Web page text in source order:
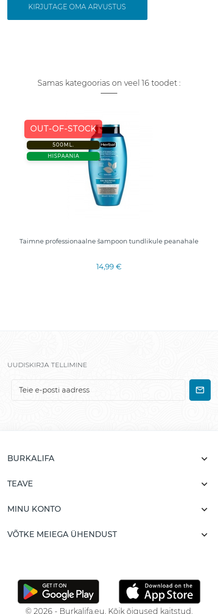
KIRJUTAGE OMA ARVUSTUS
Samas kategoorias on veel 16 toodet :
OUT-OF-STOCK
500ML.
HISPAANIA
Taimne professionaalne šampoon tundlikule peanahale
14,99 €
UUDISKIRJA TELLIMINE
BURKALIFA 
TEAVE 
MINU KONTO 
VÕTKE MEIEGA ÜHENDUST 
© 2026 - Burkalifa.eu. Kõik õigused kaitstud.